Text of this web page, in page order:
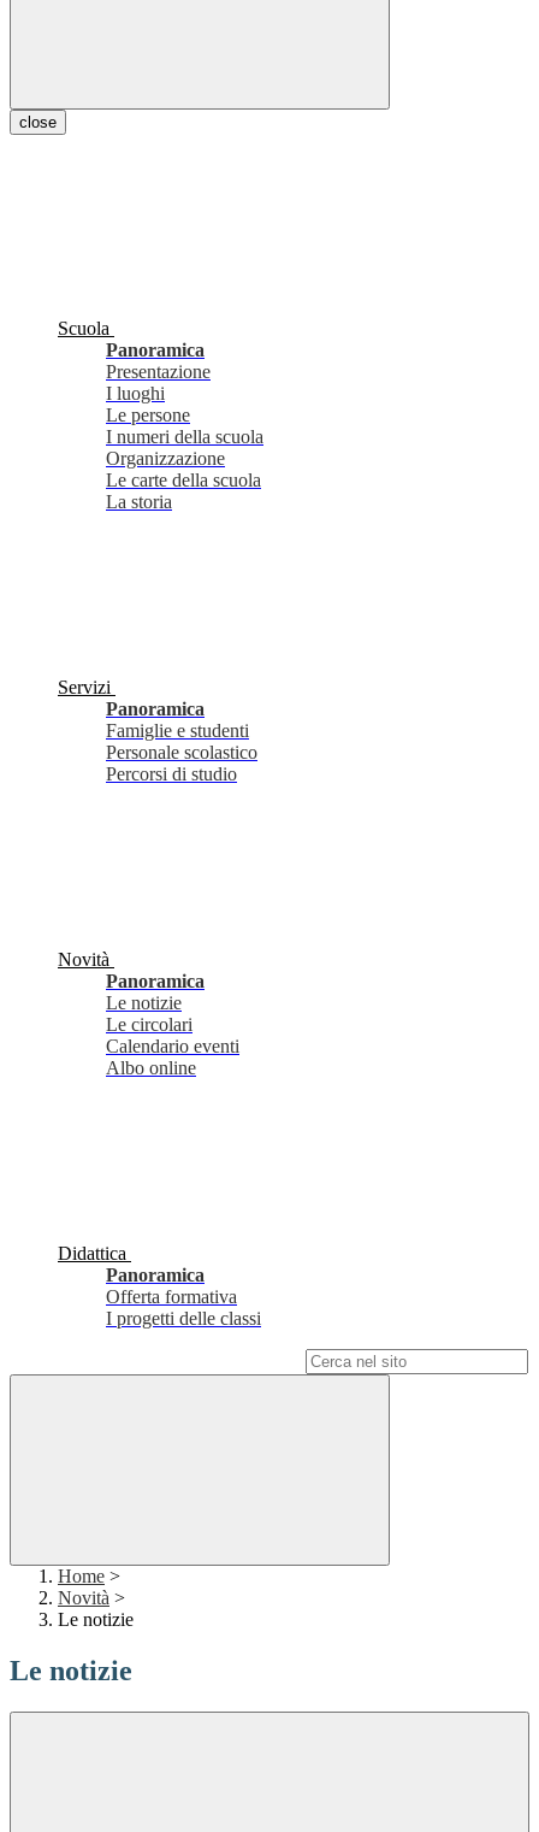
close
Scuola
Panoramica
Presentazione
I luoghi
Le persone
I numeri della scuola
Organizzazione
Le carte della scuola
La storia
Servizi
Panoramica
Famiglie e studenti
Personale scolastico
Percorsi di studio
Novità
Panoramica
Le notizie
Le circolari
Calendario eventi
Albo online
Didattica
Panoramica
Offerta formativa
I progetti delle classi
Home >
Novità >
Le notizie
Le notizie